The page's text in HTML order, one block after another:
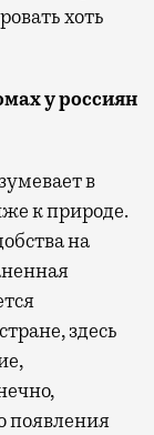
хоть
у россиян
в
к природе.
на
здесь
появления